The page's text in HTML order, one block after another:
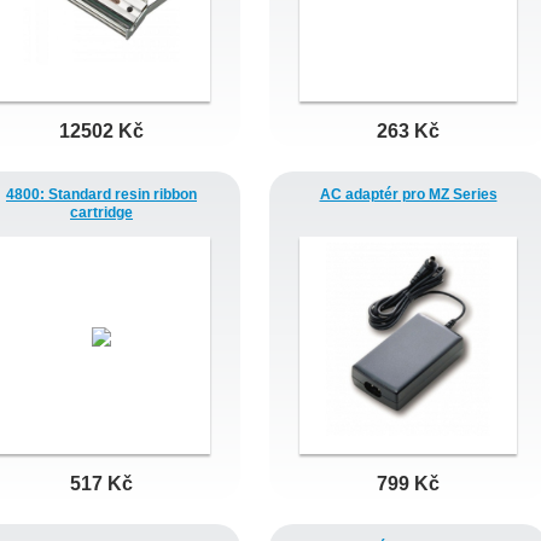
12502 Kč 263 Kč
4800: Standard resin ribbon
cartridge
517 Kč
AC adaptér pro MZ Series
799 Kč